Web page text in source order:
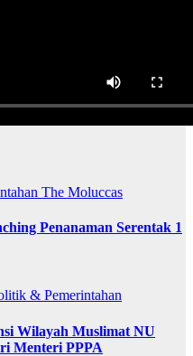
The Moluccas
Penanaman Serentak 1
& Pemerintahan
Wilayah Muslimat NU
Menteri PPPA